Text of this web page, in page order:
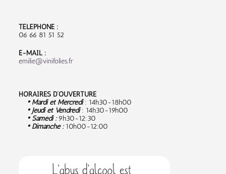
TÉLÉPHONE :
06 66 81 51 52
E-MAIL :
emilie@vinifolies.fr
HORAIRES D’OUVERTURE
• Mardi et Mercredi: 14h30-18h00
• Jeudi et Vendredi: 14h30-19h00
• Samedi :9h30-12:30
• Dimanche :10h00-12:00